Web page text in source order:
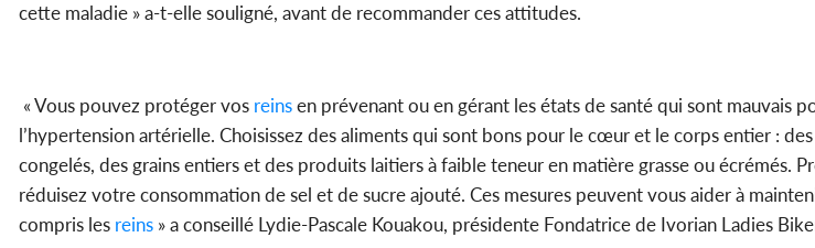
cette maladie » a-t-elle souligné, avant de recommander ces attitudes.
« Vous pouvez protéger vos reinsen prévenant ou en gérant les états de santé qui sont mauvais
l’hypertension artérielle. Choisissez des aliments qui sont bons pour le cœur et le corps entier :
congelés, des grains entiers et des produits laitiers à faible teneur en matière grasse ou écrémés.
réduisez votre consommation de sel et de sucre ajouté. Ces mesures peuvent vous aider à
compris les reins » a conseillé Lydie-Pascale Kouakou, présidente Fondatrice de Ivorian Ladies